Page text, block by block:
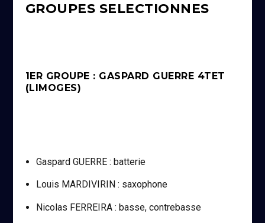
GROUPES SELECTIONNES
1ER GROUPE : GASPARD GUERRE 4TET
(LIMOGES)
Gaspard GUERRE : batterie
Louis MARDIVIRIN : saxophone
Nicolas FERREIRA : basse, contrebasse